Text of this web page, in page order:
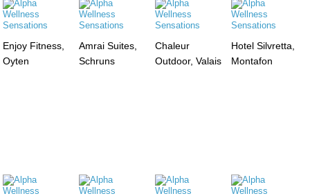
Enjoy Fitness,
Oyten
Amrai Suites,
Schruns
Chaleur
Outdoor, Valais
Hotel Silvretta,
Montafon